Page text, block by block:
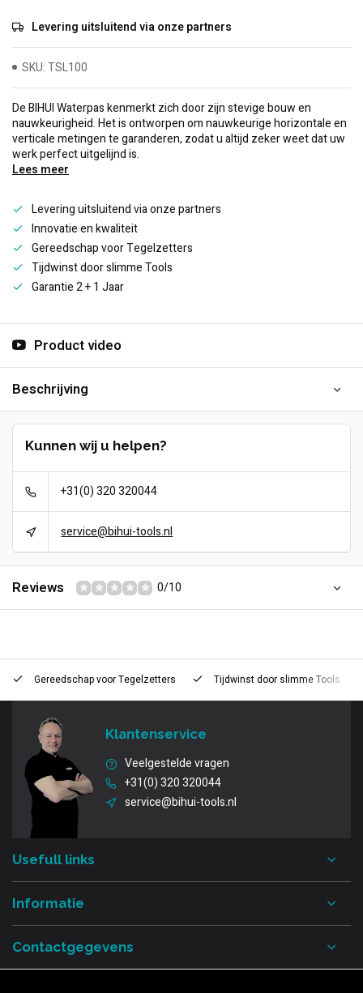
Levering uitsluitend via onze partners
SKU: TSL100
De BIHUI Waterpas kenmerkt zich door zijn stevige bouw en
nauwkeurigheid. Het is ontworpen om nauwkeurige horizontale en
verticale metingen te garanderen, zodat u altijd zeker weet dat uw
werk perfect uitgelijnd is.
Lees meer
Levering uitsluitend via onze partners
Innovatie en kwaliteit
Gereedschap voor Tegelzetters
Tijdwinst door slimme Tools
Garantie 2 + 1 Jaar
Product video
Beschrijving
Kunnen wij u helpen?
+31(0) 320 320044
service@bihui-tools.nl
Reviews 0/10
Gereedschap voorTegelzetters Tijdwinst door slimme Tools
Klantenservice
Veelgestelde vragen
+31(0) 320 320044
service@bihui-tools.nl
Usefull links
Informatie
Contactgegevens